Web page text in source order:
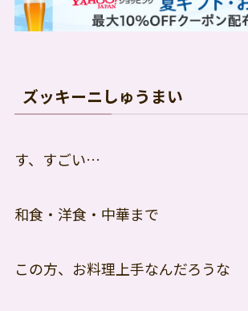
ズッキーニしゅうまい
す、すごい…
和食・洋食・中華まで
この方、お料理上手なんだろうな